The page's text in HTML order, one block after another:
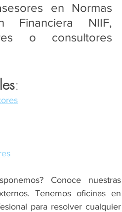
en Normas
Financiera NIIF,
o consultores
:
para resolver cualquier